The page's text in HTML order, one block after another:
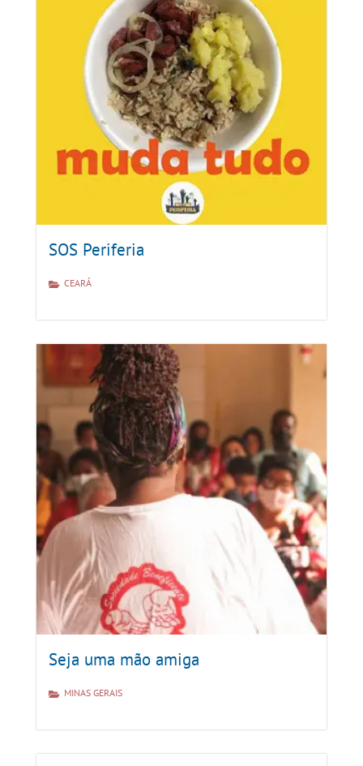
SOS Periferia
CEARÁ
Seja uma mão amiga
MINAS GERAIS